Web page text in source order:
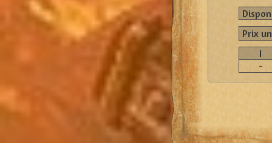
Prix
I
-